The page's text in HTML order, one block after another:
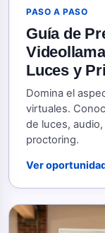
PASO A PASO
Guía de
Luces y
Domina el
virtuales.
de luces,
proctoring.
Ver